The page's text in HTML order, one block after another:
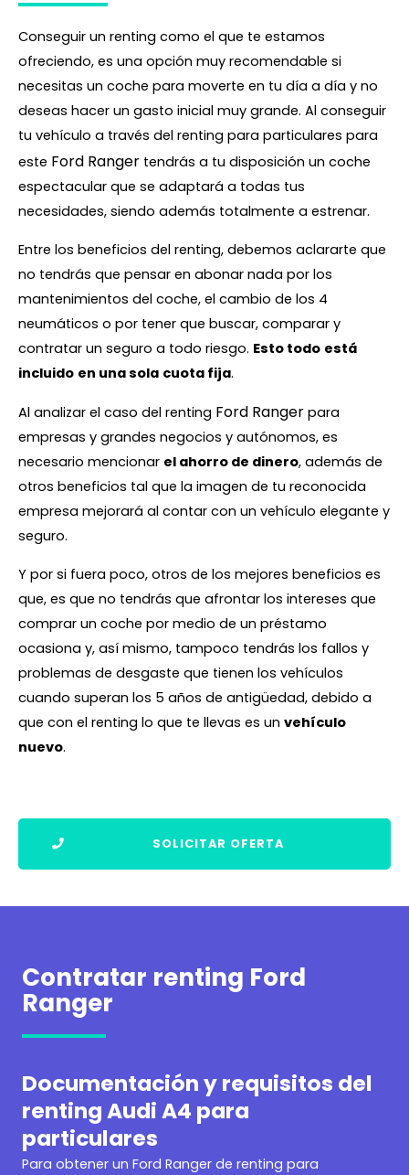
Conseguir un renting como el que te estamos
ofreciendo, es una opción muy recomendable si
necesitas un coche para moverte en tu día a día y no
deseas hacer un gasto inicial muy grande. Al conseguir
tu vehículo a través del renting para particulares para
este Ford Ranger tendrás a tu disposición un coche
espectacular que se adaptará a todas tus
necesidades, siendo además totalmente a estrenar.
Entre los beneficios del renting, debemos aclararte que
no tendrás que pensar en abonar nada por los
mantenimientos del coche, el cambio de los 4
neumáticos o por tener que buscar, comparar y
contratar un seguro a todo riesgo. Esto todo está
incluido en una sola cuota fija.
Al analizar el caso del renting Ford Ranger para
empresas y grandes negocios y autónomos, es
necesario mencionar el ahorro de dinero, además de
otros beneficios tal que la imagen de tu reconocida
empresa mejorará al contar con un vehículo elegante y
seguro.
Y por si fuera poco, otros de los mejores beneficios es
que, es que no tendrás que afrontar los intereses que
comprar un coche por medio de un préstamo
ocasiona y, así mismo, tampoco tendrás los fallos y
problemas de desgaste que tienen los vehículos
cuando superan los 5 años de antigüedad, debido a
que con el renting lo que te llevas es un vehículo
nuevo.
SOLICITAR OFERTA
Contratar renting Ford
Ranger
Documentación y requisitos del
renting Audi A4 para
particulares
Para obtener un Ford Ranger de renting para